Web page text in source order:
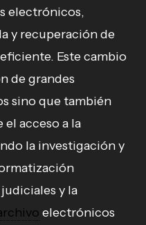
electrónicos,
y recuperación de
Este cambio
de grandes
sino que también
acceso a la
la investigación y
y la
electrónicos